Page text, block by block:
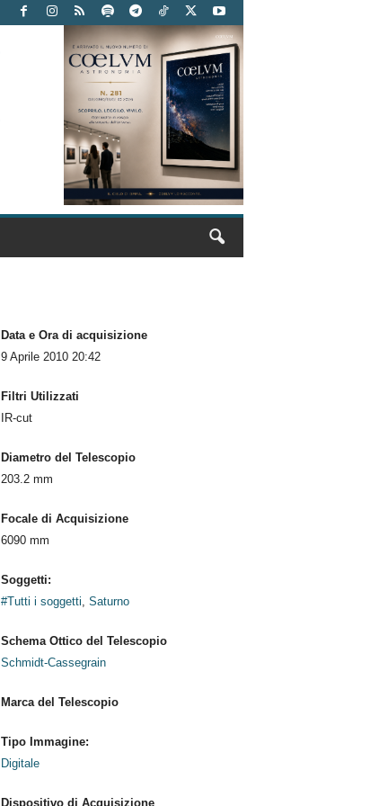
Data e Ora di acquisizione
9 Aprile 2010 20:42
Filtri Utilizzati
IR-cut
Diametro del Telescopio
203.2 mm
Focale di Acquisizione
6090 mm
Soggetti:
#Tutti i soggetti, Saturno
Schema Ottico del Telescopio
Schmidt-Cassegrain
Marca del Telescopio
Tipo Immagine:
Digitale
Dispositivo di Acquisizione